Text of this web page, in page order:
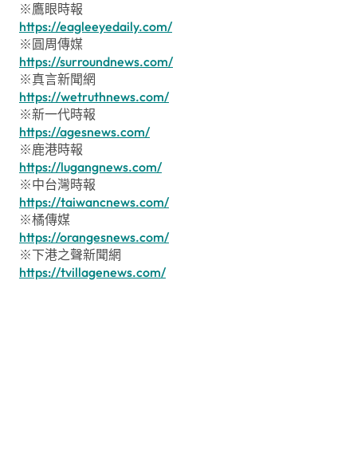
※鷹眼時報
https://eagleeyedaily.com/
※圓周傳媒
https://surroundnews.com/
※真言新聞網
https://wetruthnews.com/
※新一代時報
https://agesnews.com/
※鹿港時報
https://lugangnews.com/
※中台灣時報
https://taiwancnews.com/
※橘傳媒
https://orangesnews.com/
※下港之聲新聞網
https://tvillagenews.com/